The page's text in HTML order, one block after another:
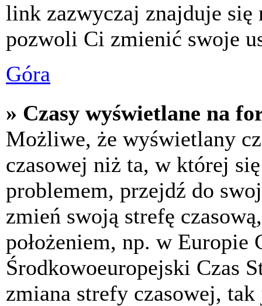
link zazwyczaj znajduje się
pozwoli Ci zmienić swoje
Góra
» Czasy wyświetlane na
Możliwe, że wyświetlany
czasowej niż ta, w której
problemem, przejdź do
zmień swoją strefę
położeniem, np. w Europie
Środkowoeuropejski Czas
zmiana strefy czasowej,